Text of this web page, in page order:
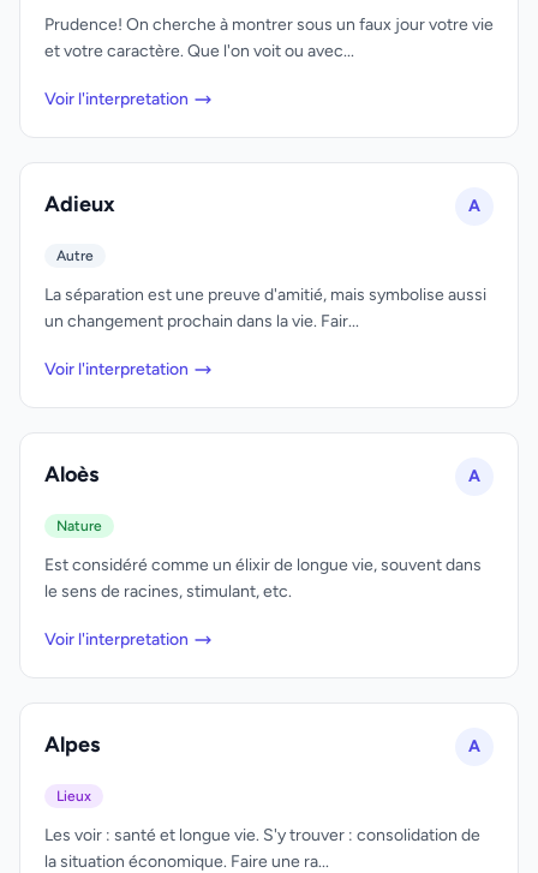
Prudence! On cherche à montrer sous un faux jour votre vie
et votre caractère. Que l'on voit ou avec...
Voir l'interpretation
Adieux A
Autre
La séparation est une preuve d'amitié, mais symbolise aussi
un changement prochain dans la vie. Fair...
Voir l'interpretation
Aloès A
Nature
Est considéré comme un élixir de longue vie, souvent dans
le sens de racines, stimulant, etc.
Voir l'interpretation
Alpes A
Lieux
Les voir : santé et longue vie. S'y trouver : consolidation de
la situation économique. Faire une ra...